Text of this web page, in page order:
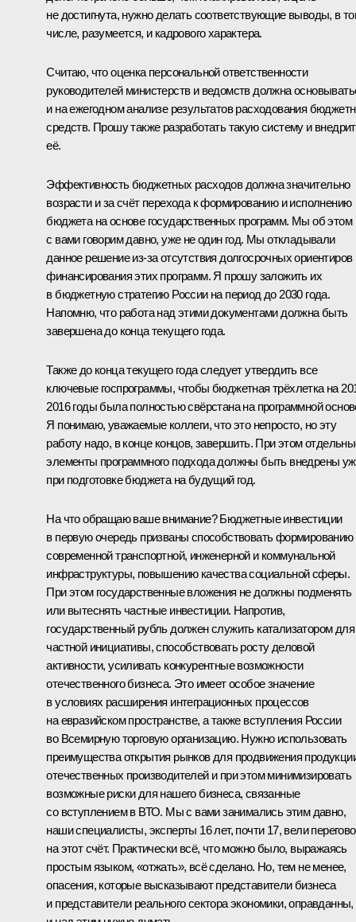
не достигнута, нужно делать соответствующие выводы, в
числе, разумеется, и кадрового характера.
Считаю, что оценка персональной ответственности
руководителей министерств и ведомств должна
и на ежегодном анализе результатов расходования
средств. Прошу также разработать такую систему и
её.
Эффективность бюджетных расходов должна значительно
возрасти и за счёт перехода к формированию и исполнению
бюджета на основе государственных программ. Мы об этом
с вами говорим давно, уже не один год. Мы откладывали
данное решение из‑за отсутствия долгосрочных ориентиров
финансирования этих программ. Я прошу заложить их
в бюджетную стратегию России на период до 2030 года.
Напомню, что работа над этими документами должна быть
завершена до конца текущего года.
Также до конца текущего года следует утвердить все
ключевые госпрограммы, чтобы бюджетная трёхлетка на
2016 годы была полностью свёрстана на программной
Я понимаю, уважаемые коллеги, что это непросто, но эту
работу надо, в конце концов, завершить. При этом
элементы программного подхода должны быть внедрены
при подготовке бюджета на будущий год.
На что обращаю ваше внимание? Бюджетные инвестиции
в первую очередь призваны способствовать формированию
современной транспортной, инженерной и коммунальной
инфраструктуры, повышению качества социальной сферы.
При этом государственные вложения не должны подменять
или вытеснять частные инвестиции. Напротив,
государственный рубль должен служить катализатором для
частной инициативы, способствовать росту деловой
активности, усиливать конкурентные возможности
отечественного бизнеса. Это имеет особое значение
в условиях расширения интеграционных процессов
на евразийском пространстве, а также вступления России
во Всемирную торговую организацию. Нужно использовать
преимущества открытия рынков для продвижения
отечественных производителей и при этом минимизировать
возможные риски для нашего бизнеса, связанные
со вступлением в ВТО. Мы с вами занимались этим давно,
наши специалисты, эксперты 16 лет, почти 17, вели
на этот счёт. Практически всё, что можно было, выражаясь
простым языком, «отжать», всё сделано. Но, тем не менее,
опасения, которые высказывают представители бизнеса
и представители реального сектора экономики, оправданны,